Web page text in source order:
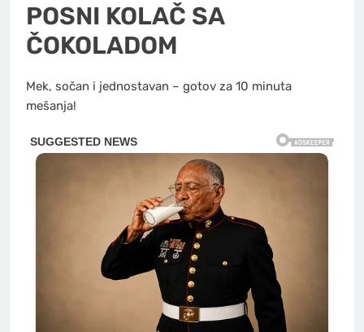
POSNI KOLAČ SA
ČOKOLADOM
Mek, sočan i jednostavan – gotov za 10 minuta
mešanja!